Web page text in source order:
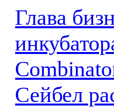
Глава
Сейбел